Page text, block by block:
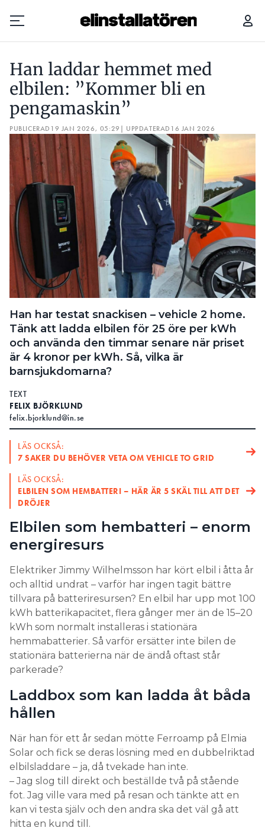
Prenumerera
Hantera prenumeration
Lediga jobb
Annonsera
Läs E-tidningen
Om tidningen
Kontakt
Personuppgifter
Search for:
Han laddar hemmet med
elbilen: ”Kommer bli en
pengamaskin”
PUBLICERAD 19 JAN 2026, 05:29 | UPPDATERAD 16 JAN 2026
Han har testat snackisen – vehicle 2 home.
Tänk att ladda elbilen för 25 öre per kWh
och använda den timmar senare när priset
är 4 kronor per kWh. Så, vilka är
barnsjukdomarna?
TEXT
FELIX BJÖRKLUND
felix.bjorklund@in.se
LÄS OCKSÅ:
7 SAKER DU BEHÖVER VETA OM VEHICLE TO GRID
LÄS OCKSÅ:
ELBILEN SOM HEMBATTERI – HÄR ÄR 5 SKÄL TILL ATT DET
DRÖJER
Elbilen som hembatteri – enorm
energiresurs
Elektriker Jimmy Wilhelmsson har kört elbil i åtta år
och alltid undrat – varför har ingen tagit bättre
tillvara på batteriresursen? En elbil har upp mot 100
kWh batterikapacitet, flera gånger mer än de 15–20
kWh som normalt installeras i stationära
hemmabatterier. Så varför ersätter inte bilen de
stationära batterierna när de ändå oftast står
parkerade?
Laddbox som kan ladda åt båda
hållen
När han för ett år sedan mötte Ferroamp på Elmia
Solar och fick se deras lösning med en dubbelriktad
elbilsladdare – ja, då tvekade han inte.
– Jag slog till direkt och beställde två på stående
fot. Jag ville vara med på resan och tänkte att en
kan vi testa själv och den andra ska det väl gå att
hitta en kund till.